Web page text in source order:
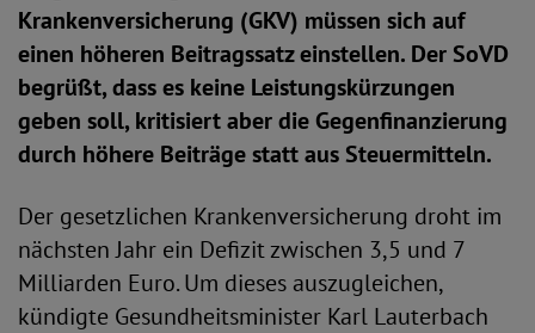
Krankenversicherung (GKV) müssen sich auf
einen höheren Beitragssatz einstellen. Der SoVD
begrüßt, dass es keine Leistungskürzungen
geben soll, kritisiert aber die Gegenfinanzierung
durch höhere Beiträge statt aus Steuermitteln.
Der gesetzlichen Krankenversicherung droht im
nächsten Jahr ein Defizit zwischen 3,5 und 7
Milliarden Euro. Um dieses auszugleichen,
kündigte Gesundheitsminister Karl Lauterbach